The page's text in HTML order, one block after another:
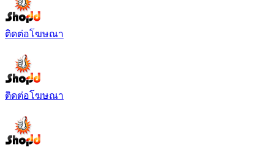
ติดต่อโฆษณา
ติดต่อโฆษณา